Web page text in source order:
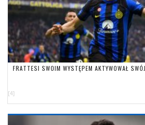
FRATTESI SWOIM WYSTĘPEM AKTYWOWAŁ
[4]